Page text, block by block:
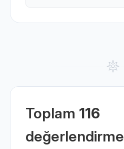
Toplam 116
değerlendirme